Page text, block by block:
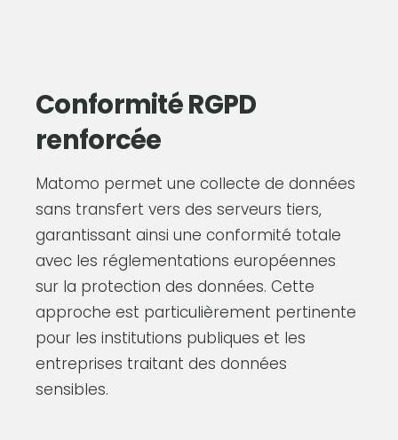
Conformité RGPD
renforcée
Matomo permet une collecte de données
sans transfert vers des serveurs tiers,
garantissant ainsi une conformité totale
avec les réglementations européennes
sur la protection des données. Cette
approche est particulièrement pertinente
pour les institutions publiques et les
entreprises traitant des données
sensibles.